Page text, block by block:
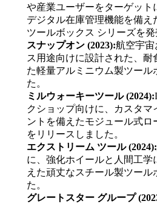
や産業ユーザーをターゲット
デジタル在庫管理機能を備え
ツールボックス シリーズを発
スナップオン (2023):航空宇宙
ス用途向けに設計された、耐
た軽量アルミニウム製ツール
た。
ミルウォーキーツール (2024):
クショップ向けに、カスタマ
ントを備えたモジュール式ロ
をリリースしました。
エクストリーム ツール (2024):
に、強化ホイールと人間工
えた頑丈なスチール製ツール
た。
グレートスター グループ